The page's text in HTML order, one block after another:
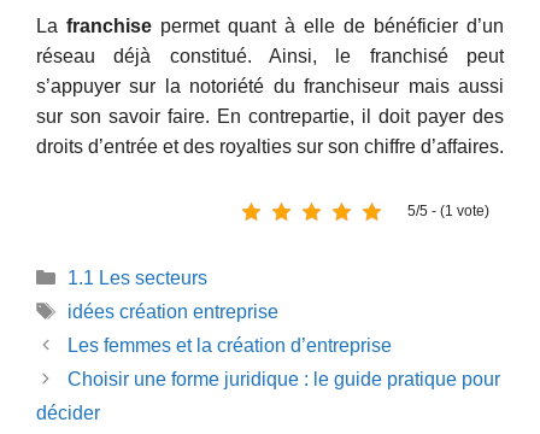
La franchise permet quant à elle de bénéficier d’un
réseau déjà constitué. Ainsi, le franchisé peut
s’appuyer sur la notoriété du franchiseur mais aussi
sur son savoir faire. En contrepartie, il doit payer des
droits d’entrée et des royalties sur son chiffre d’affaires.
5/5 - (1 vote)
Catégories
1.1 Les secteurs
Étiquettes
idées création entreprise
Les femmes et la création d’entreprise
Choisir une forme juridique : le guide pratique pour
décider